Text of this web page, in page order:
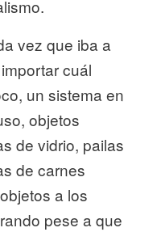
vez que iba a
cuál
un sistema en
objetos
de vidrio, pailas
de carnes
a los
pese a que